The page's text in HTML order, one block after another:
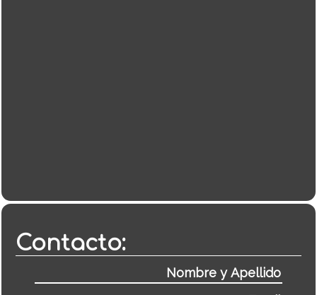
Contacto: